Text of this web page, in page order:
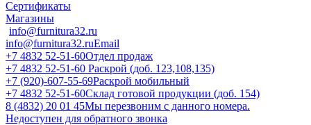
Сертификаты
Магазины
info@furnitura32.ru
info@furnitura32.ruEmail
+7 4832 52-51-60Отдел продаж
+7 4832 52-51-60 Раскрой (доб. 123,108,135)
+7 (920)-607-55-69Раскрой мобильный
+7 4832 52-51-60Склад готовой продукции (доб. 154)
8 (4832) 20 01 45Мы перезвоним с данного номера.
Недоступен для обратного звонка